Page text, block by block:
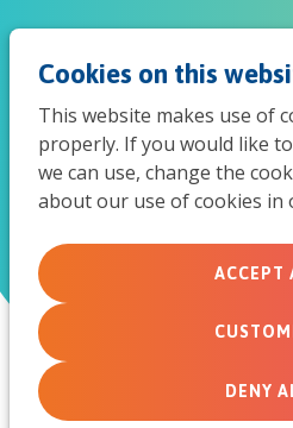
Cookies on this
This website makes use of
properly. If you would like
we can use, change the
about our use of cookies in
ACCEPT
DENY
De
September